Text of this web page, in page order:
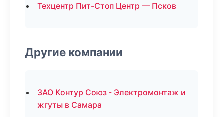
Техцентр Пит-Стоп Центр — Псков
Другие компании
ЗАО Контур Союз - Электромонтаж и
жгуты в Самара